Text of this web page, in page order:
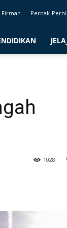
Firman Pernak-
1028